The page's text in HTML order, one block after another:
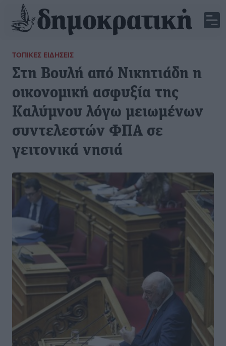
ΤΟΠΙΚΈΣ ΕΙΔΉΣΕΙΣ
Στη Βουλή από Νικητιάδη η
οικονομική ασφυξία της
Καλύμνου λόγω μειωμένων
συντελεστών ΦΠΑ σε
γειτονικά νησιά